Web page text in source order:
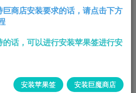
气软件
功能
件,
商店安装要求的话，请点击下方
话，可以进行安装苹果签进行安
安装苹果签 安装巨魔商店